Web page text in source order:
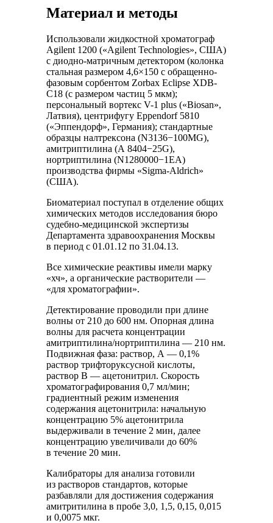
Материал и методы
Использовали жидкостной хроматограф
Agilent 1200 («Agilent Technologies», США)
с диодно-матричным детектором (колонка
стальная размером 4,6×150 с обращенно-
фазовым сорбентом Zorbax Eclipse XDB-
C18 (с размером частиц 5 мкм);
персональный вортекс V-1 plus («Biosan»,
Латвия), центрифугу Eppendorf 5810
(«Эппендорф», Германия); стандартные
образцы налтрексона (N3136−100MG),
амитриптилина (A 8404−25G),
нортриптилина (N1280000−1EA)
производства фирмы «Sigma-Aldrich»
(США).
Биоматериал поступал в отделение общих
химических методов исследования бюро
судебно-медицинской экспертизы
Департамента здравоохранения Москвы
в период с 01.01.12 по 31.04.13.
Все химические реактивы имели марку
«хч», а органические растворители —
«для хроматографии».
Детектирование проводили при длине
волны от 210 до 600 нм. Опорная длина
волны для расчета концентрации
амитриптилина/нортриптилина — 210 нм.
Подвижная фаза: раствор, А — 0,1%
раствор трифторуксусной кислоты,
раствор В — ацетонитрил. Скорость
хроматографирования 0,7 мл/мин;
градиентный режим изменения
содержания ацетонитрила: начальную
концентрацию 5% ацетонитрила
выдерживали в течение 2 мин, далее
концентрацию увеличивали до 60%
в течение 20 мин.
Калибраторы для анализа готовили
из растворов стандартов, которые
разбавляли для достижения содержания
амитритилина в пробе 3,0, 1,5, 0,15, 0,015
и 0,0075 мкг.